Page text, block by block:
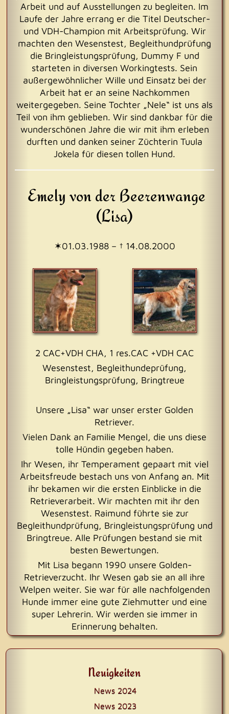
Arbeit und auf Ausstellungen zu begleiten. Im
Laufe der Jahre errang er die Titel Deutscher-
und VDH-Champion mit Arbeitsprüfung. Wir
machten den Wesenstest, Begleithundprüfung
die Bringleistungsprüfung, Dummy F und
starteten in diversen Workingtests. Sein
außergewöhnlicher Wille und Einsatz bei der
Arbeit hat er an seine Nachkommen
weitergegeben. Seine Tochter „Nele“ ist uns als
Teil von ihm geblieben. Wir sind dankbar für die
wunderschönen Jahre die wir mit ihm erleben
durften und danken seiner Züchterin Tuula
Jokela für diesen tollen Hund.
Emely von der Beerenwange
(Lisa)
✶01.03.1988 – † 14.08.2000
2 CAC+VDH CHA, 1 res.CAC +VDH CAC
Wesenstest, Begleithundeprüfung,
Bringleistungsprüfung, Bringtreue
Unsere „Lisa“ war unser erster Golden
Retriever.
Vielen Dank an Familie Mengel, die uns diese
tolle Hündin gegeben haben.
Ihr Wesen, ihr Temperament gepaart mit viel
Arbeitsfreude bestach uns von Anfang an. Mit
ihr bekamen wir die ersten Einblicke in die
Retrieverarbeit. Wir machten mit ihr den
Wesenstest. Raimund führte sie zur
Begleithundprüfung, Bringleistungsprüfung und
Bringtreue. Alle Prüfungen bestand sie mit
besten Bewertungen.
Mit Lisa begann 1990 unsere Golden-
Retrieverzucht. Ihr Wesen gab sie an all ihre
Welpen weiter. Sie war für alle nachfolgenden
Hunde immer eine gute Ziehmutter und eine
super Lehrerin. Wir werden sie immer in
Erinnerung behalten.
Neuigkeiten
News 2024
News 2023